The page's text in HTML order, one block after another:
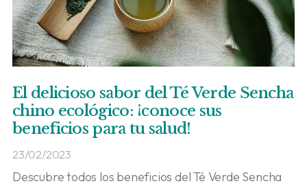
El delicioso sabor del Té Verde Sencha
chino ecológico: ¡conoce sus
beneficios para tu salud!
23/02/2023
Descubre todos los beneficios del Té Verde Sencha